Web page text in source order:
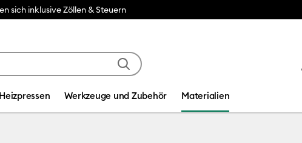
sich inklusive Zöllen & Steuern
Heizpressen Werkzeuge und Zubehör Materialien